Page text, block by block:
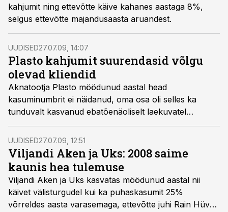
kahjumit ning ettevõtte käive kahanes aastaga 8%,
selgus ettevõtte majandusaasta aruandest.
UUDISED27.07.09, 14:07
Plasto kahjumit suurendasid võlgu
olevad kliendid
Aknatootja Plasto möödunud aastal head
kasuminumbrit ei näidanud, oma osa oli selles ka
tunduvalt kasvanud ebatõenäoliselt laekuvatel
nõuetel, ütles ettevõtte omanik Valeri Pärs.
UUDISED27.07.09, 12:51
Viljandi Aken ja Uks: 2008 saime
kaunis hea tulemuse
Viljandi Aken ja Uks kasvatas möödunud aastal nii
käivet välisturgudel kui ka puhaskasumit 25%
võrreldes aasta varasemaga, ettevõtte juhi Rain Hüva